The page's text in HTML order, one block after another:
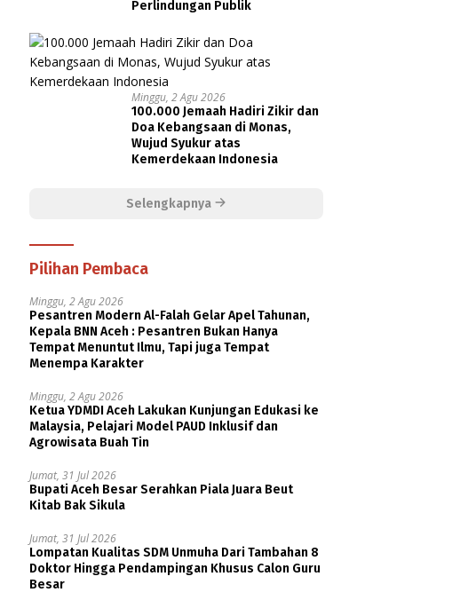
Perlindungan Publik
Minggu, 2 Agu 2026
100.000 Jemaah Hadiri Zikir dan
Doa Kebangsaan di Monas,
Wujud Syukur atas
Kemerdekaan Indonesia
Selengkapnya
Pilihan Pembaca
Minggu, 2 Agu 2026
Pesantren Modern Al-Falah Gelar Apel Tahunan,
Kepala BNN Aceh : Pesantren Bukan Hanya
Tempat Menuntut Ilmu, Tapi juga Tempat
Menempa Karakter
Minggu, 2 Agu 2026
Ketua YDMDI Aceh Lakukan Kunjungan Edukasi ke
Malaysia, Pelajari Model PAUD Inklusif dan
Agrowisata Buah Tin
Jumat, 31 Jul 2026
Bupati Aceh Besar Serahkan Piala Juara Beut
Kitab Bak Sikula
Jumat, 31 Jul 2026
Lompatan Kualitas SDM Unmuha Dari Tambahan 8
Doktor Hingga Pendampingan Khusus Calon Guru
Besar